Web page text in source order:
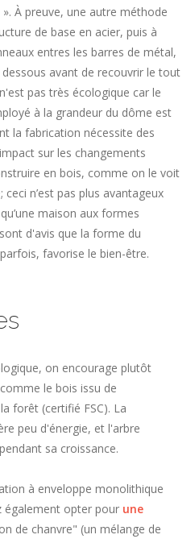
À preuve, une autre méthode
de base en acier, puis à
entres les barres de métal,
avant de recouvrir le tout
pas très écologique car le
à la grandeur du dôme est
la fabrication nécessite des
sur les changements
en bois, comme on le voit
n’est pas plus avantageux
maison aux formes
d'avis que la forme du
favorise le bien-être.
on encourage plutôt
le bois issu de
forêt (certifié FSC). La
peu d'énergie, et l'arbre
sa croissance.
à enveloppe monolithique
également opter pour une
de chanvre" (un mélange de